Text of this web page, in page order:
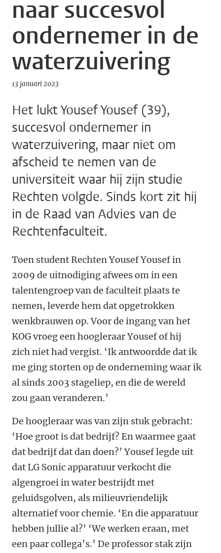
naar succesvol
ondernemer in de
waterzuivering
13 januari 2023
Het lukt Yousef Yousef (39),
succesvol ondernemer in
waterzuivering, maar niet om
afscheid te nemen van de
universiteit waar hij zijn studie
Rechten volgde. Sinds kort zit hij
in de Raad van Advies van de
Rechtenfaculteit.
Toen student Rechten Yousef Yousef in
2009 de uitnodiging afwees om in een
talentengroep van de faculteit plaats te
nemen, leverde hem dat opgetrokken
wenkbrauwen op. Voor de ingang van het
KOG vroeg een hoogleraar Yousef of hij
zich niet had vergist. ‘Ik antwoordde dat ik
me ging storten op de onderneming waar ik
al sinds 2003 stageliep, en die de wereld
zou gaan veranderen.’
De hoogleraar was van zijn stuk gebracht:
‘Hoe groot is dat bedrijf? En waarmee gaat
dat bedrijf dat dan doen?’ Yousef legde uit
dat LG Sonic apparatuur verkocht die
algengroei in water bestrijdt met
geluidsgolven, als milieuvriendelijk
alternatief voor chemie. ‘En die apparatuur
hebben jullie al?’ ‘We werken eraan, met
een paar collega’s.’ De professor stak zijn